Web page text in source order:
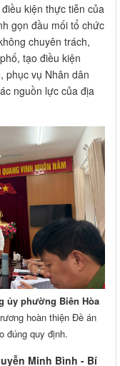
kiện thực tiễn của
gọn đầu mối tổ chức
chuyên trách,
tạo điều kiện
phục vụ Nhân dân
nguồn lực của địa
ủy phường Biên Hòa
hoàn thiện Đề án
đúng quy định.
Minh Bình - Bí